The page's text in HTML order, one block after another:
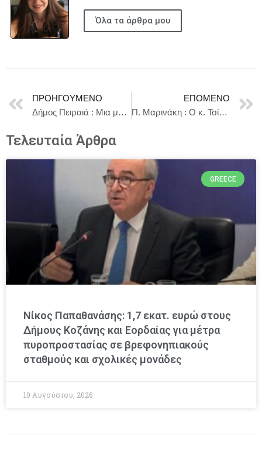
Όλα τα άρθρα μου
ΠΡΟΗΓΟΎΜΕΝΟ
Δήμος Πειραιά : Μια μέρα χαράς και δημιουργίας με τα παιδιά της πόλης
ΕΠΌΜΕΝΟ
Π. Μαρινάκη : Ο κ. Τσίπρας έχει καταγραφεί στη συνείδηση των πολιτών ως ο πρωθυπουργός που έπαιξε τη χώρα στα ζάρια
Τελευταία Άρθρα
GREECE
Νίκος Παπαθανάσης: 1,7 εκατ. ευρώ στους
Δήμους Κοζάνης και Εορδαίας για μέτρα
πυροπροστασίας σε βρεφονηπιακούς
σταθμούς και σχολικές μονάδες
10 Αυγούστου, 2026